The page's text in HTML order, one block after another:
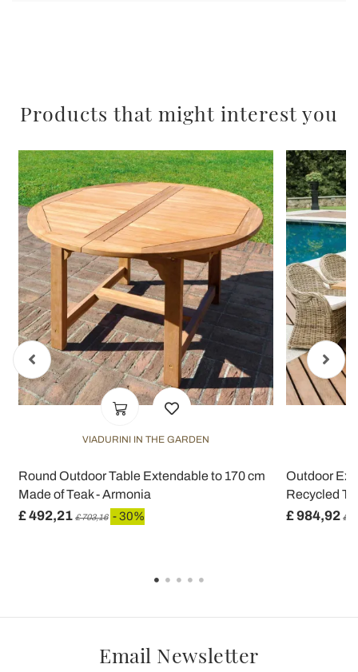
Products that might interest you
VIADURINI IN THE GARDEN
Round Outdoor Table Extendable to 170 cm
Made of Teak - Armonia
£ 492,21 £ 703,16 - 30%
Outdoor
Recycled
£ 984,92 £
Email Newsletter